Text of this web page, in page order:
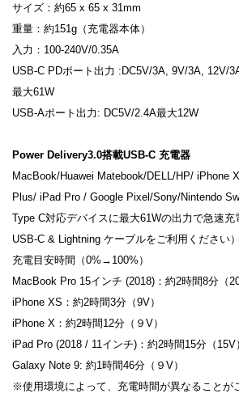
サイズ：約65 x 65 x 31mm
重量：約151g（充電器本体）
入力：100-240V/0.35A
USB-C PDポート出力 :DC5V/3A, 9V/3A, 12V/
最大61W
USB-Aポート出力: DC5V/2.4A最大12W
Power Delivery3.0搭載USB-C 充電器
MacBook/Huawei Matebook/DELL/HP/ iPhone
Plus/ iPad Pro / Google Pixel/Sony/Nintendo
Type C対応デバイスに最大61Wの出力で急速
USB-C & Lightning ケーブルをご利用ください）
充電目安時間（0%→100%）
MacBook Pro 15インチ (2018)：約2時間8分（
iPhone XS：約2時間3分（9V）
iPhone X：約2時間12分（９V）
iPad Pro (2018 / 11インチ)：約2時間15分（15V
Galaxy Note 9: 約1時間46分（９V）
※使用環境によって、充電時間が異なることが